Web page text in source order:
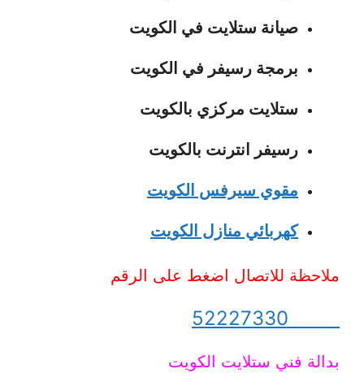
صيانة ستلايت في الكويت
برمجة رسيفر في الكويت
ستلايت مركزي بالكويت
رسيفر انترنت بالكويت
مقوي سيرفس الكويت
كهربائي منازل الكويت
ملاحظة للاتصال اضغط على الرقم
بدالة فني ستلايت الكويت